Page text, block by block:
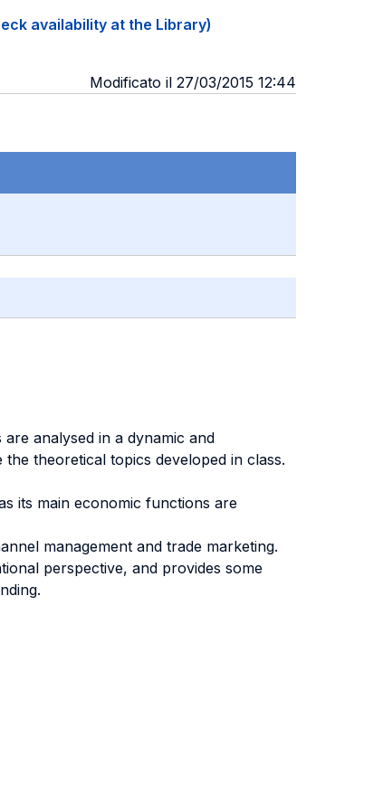
availability at the Library)
Modificato il 27/03/2015 12:44
analysed in a dynamic and
theoretical topics developed in class.
its main economic functions are
management and trade marketing.
perspective, and provides some